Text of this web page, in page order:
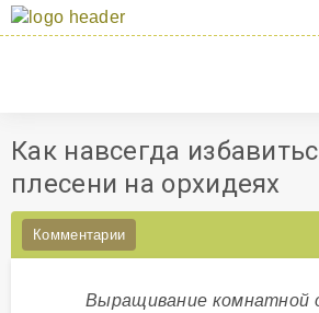
Как навсегда
плесени на орхидеях
Комментарии
Выращивание комнатной